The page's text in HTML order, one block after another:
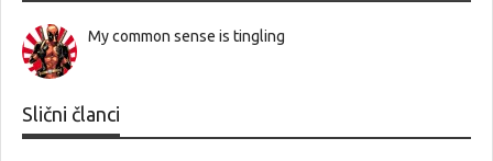
My common sense is tingling
Slični članci